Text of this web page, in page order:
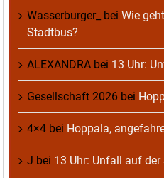
Wasserburger_ bei Wie
Stadtbus?
ALEXANDRA bei 13 Uhr:
Gesellschaft 2026 bei
4×4 bei Hoppala,
J bei 13 Uhr: Unfall auf